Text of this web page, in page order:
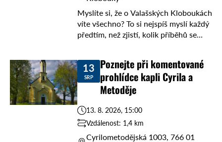
Myslíte si, že o Valašských Kloboukách
víte všechno? To si nejspíš myslí každý
předtím, než zjistí, kolik příběhů se
13
SRP
Poznejte při komentované
prohlídce kapli Cyrila a
Metoděje
13. 8. 2026, 15:00
Vzdálenost: 1,4 km
Cyrilometodějská 1003, 766 01